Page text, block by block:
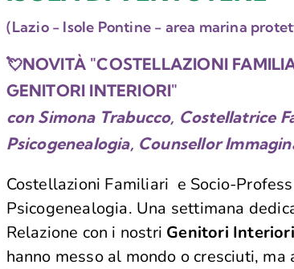
(Lazio - Isole Pontine - area marina
💘NOVITÀ "COSTELLAZIONI
GENITORI INTERIORI"
con Simona Trabucco, Costellatrice
Psicogenealogia, Counsellor
Costellazioni Familiari e Socio-
Psicogenealogia. Una settimana
Relazione con i nostri Genitori Interiori
hanno messo al mondo o cresciuti,